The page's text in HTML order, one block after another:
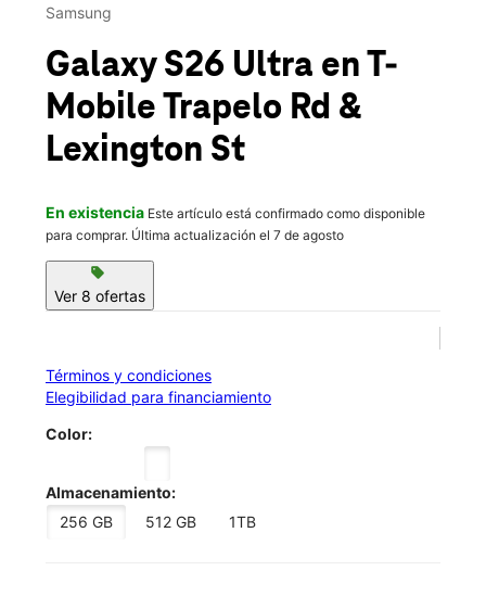
Jue.:10:00 a.m. a 8:00 p.m.
1019 Trapelo Road Waltham, MA 02452
Samsung
Galaxy S26 Ultra en T-
MobileTrapelo Rd &
Lexington St
En existencia Este artículo está confirmado como disponible
para comprar. Última actualización el 7 de agosto
sell
Ver 8 ofertas
Términos y condiciones
Elegibilidad para financiamiento
Color:
Almacenamiento:
256 GB
512 GB 1TB